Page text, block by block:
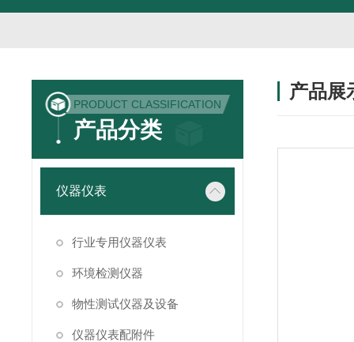
PRODUCT CLASSIFICATION
产品分类
仪器仪表
行业专用仪器仪表
环境检测仪器
物性测试仪器及设备
仪器仪表配附件
产品展